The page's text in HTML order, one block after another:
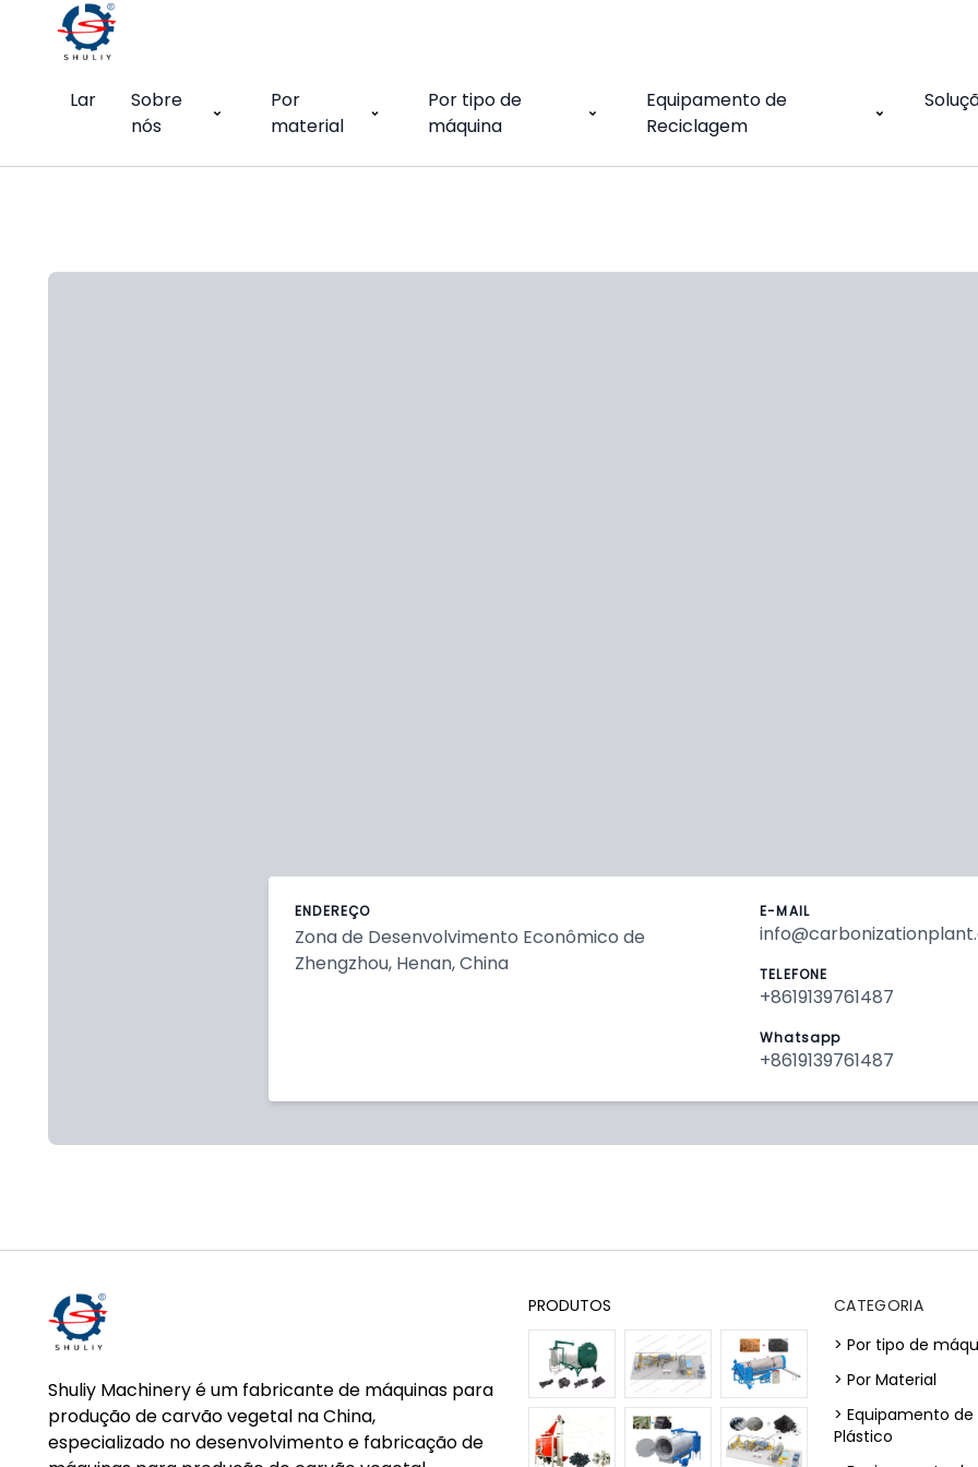
Lar
Sobre
nós
Por
material
Por tipo de
máquina
Equipamento de
Reciclagem
ENDEREÇO
Zona de Desenvolvimento Econômico de
Zhengzhou, Henan, China
E-MAIL
TELEFONE
+8619139761487
Whatsapp
+8619139761487
Shuliy Machinery é um fabricante de máquinas para
produção de carvão vegetal na China,
especializado no desenvolvimento e fabricação de
PRODUTOS
CATEGORIA
> Por tipo de
> Por Material
> Equipamento
Plástico